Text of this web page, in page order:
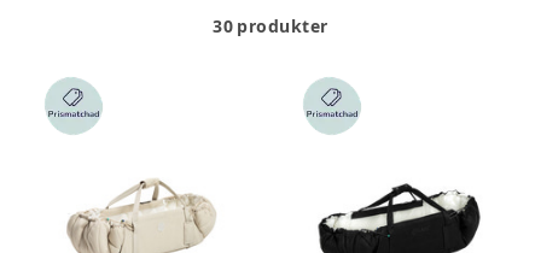
30 produkter